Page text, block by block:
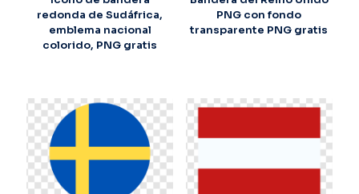
redonda de Sudáfrica,
emblema nacional
colorido, PNG gratis
PNG con fondo
transparente PNG gratis